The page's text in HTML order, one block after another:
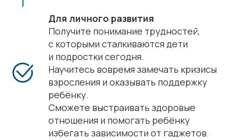
Для личного развития
Получите понимание трудностей,
с которыми сталкиваются дети
и подростки сегодня.
Научитесь вовремя замечать кризисы
взросления и оказывать поддержку
ребёнку.
Сможете выстраивать здоровые
отношения и помогать ребёнку
избегать зависимости от гаджетов.